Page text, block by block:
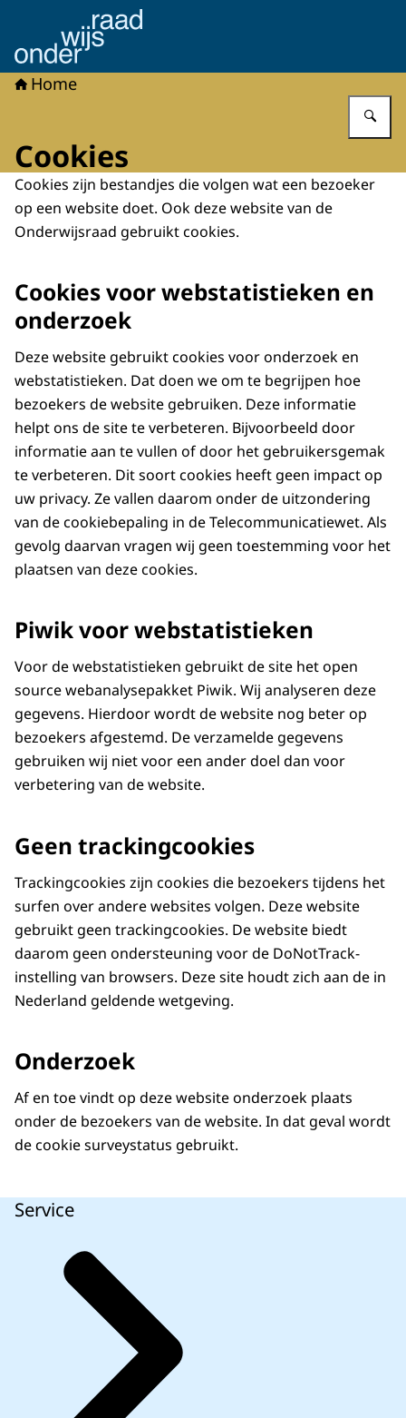
Naar de homepage van Onderwijsraad
Home
Cookies
Cookies zijn bestandjes die volgen wat een bezoeker
op een website doet. Ook deze website van de
Onderwijsraad gebruikt cookies.
Cookies voor webstatistieken en
onderzoek
Deze website gebruikt cookies voor onderzoek en
webstatistieken. Dat doen we om te begrijpen hoe
bezoekers de website gebruiken. Deze informatie
helpt ons de site te verbeteren. Bijvoorbeeld door
informatie aan te vullen of door het gebruikersgemak
te verbeteren. Dit soort cookies heeft geen impact op
uw privacy. Ze vallen daarom onder de uitzondering
van de cookiebepaling in de Telecommunicatiewet. Als
gevolg daarvan vragen wij geen toestemming voor het
plaatsen van deze cookies.
Piwik voor webstatistieken
Voor de webstatistieken gebruikt de site het open
source webanalysepakket Piwik. Wij analyseren deze
gegevens. Hierdoor wordt de website nog beter op
bezoekers afgestemd. De verzamelde gegevens
gebruiken wij niet voor een ander doel dan voor
verbetering van de website.
Geen trackingcookies
Trackingcookies zijn cookies die bezoekers tijdens het
surfen over andere websites volgen. Deze website
gebruikt geen trackingcookies. De website biedt
daarom geen ondersteuning voor de DoNotTrack-
instelling van browsers. Deze site houdt zich aan de in
Nederland geldende wetgeving.
Onderzoek
Af en toe vindt op deze website onderzoek plaats
onder de bezoekers van de website. In dat geval wordt
de cookie surveystatus gebruikt.
Service